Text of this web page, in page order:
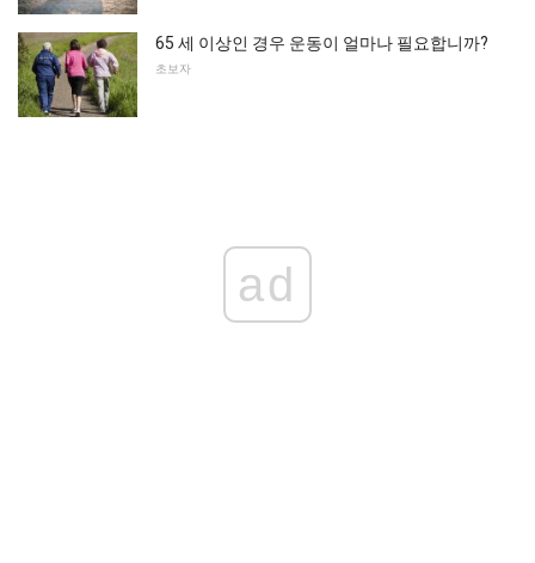
65 세 이상인 경우 운동이 얼마나 필요합니까?
초보자
ad